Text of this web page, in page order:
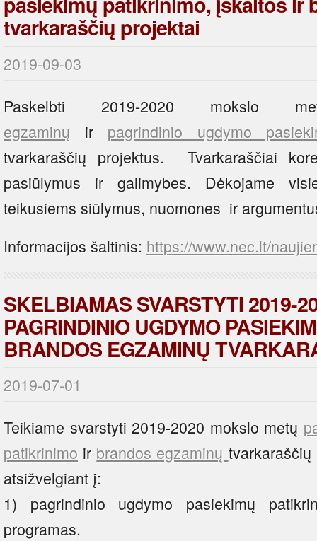
tvarkaraščių projektai
2019-09-03
Paskelbti 2019-2020 mokslo
egzaminų ir pagrindinio ugdymo
tvarkaraščių projektus. Tvarkaraščiai
pasiūlymus ir galimybes. Dėkojame
teikusiems siūlymus, nuomones ir
Informacijos šaltinis: https://www.nec.lt/
SKELBIAMAS SVARSTYTI 2019-
PAGRINDINIO UGDYMO
BRANDOS EGZAMINŲ
2019-07-01
Teikiame svarstyti 2019-2020 mokslo metų
patikrinimo ir brandos egzaminų
atsižvelgiant į:
1) pagrindinio ugdymo pasiekimų
programas,